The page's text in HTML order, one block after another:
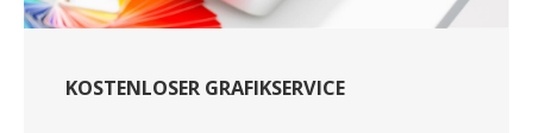
KOSTENLOSER GRAFIKSERVICE